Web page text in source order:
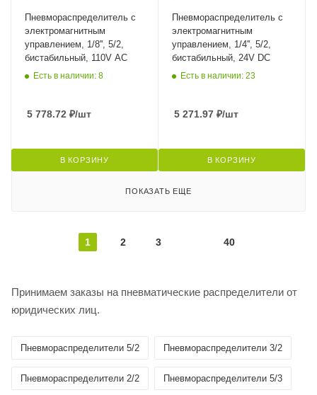
Пневмораспределитель с
электромагнитным
управлением, 1/8'', 5/2,
бистабильный, 110V AC
Есть в наличии: 8
5 778.72 ₽/шт
В КОРЗИНУ
Пневмораспределитель с
электромагнитным
управлением, 1/4'', 5/2,
бистабильный, 24V DC
Есть в наличии: 23
5 271.97 ₽/шт
В КОРЗИНУ
ПОКАЗАТЬ ЕЩЕ
1 2 3 40
Принимаем заказы на пневматические распределители от
юридических лиц.
Пневмораспределители 5/2 Пневмораспределители 3/2
Пневмораспределители 2/2 Пневмораспределители 5/3